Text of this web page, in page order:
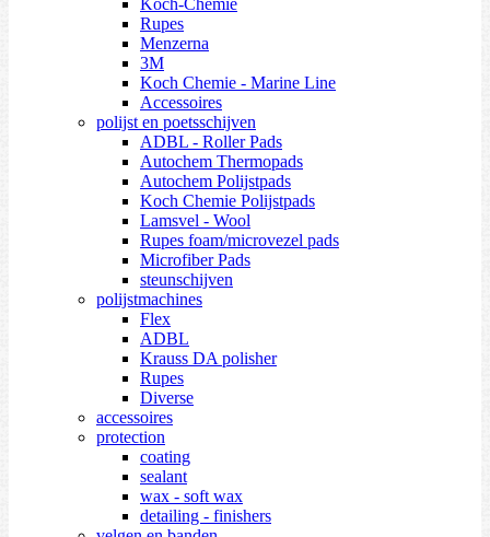
Koch-Chemie
Rupes
Menzerna
3M
Koch Chemie - Marine Line
Accessoires
polijst en poetsschijven
ADBL - Roller Pads
Autochem Thermopads
Autochem Polijstpads
Koch Chemie Polijstpads
Lamsvel - Wool
Rupes foam/microvezel pads
Microfiber Pads
steunschijven
polijstmachines
Flex
ADBL
Krauss DA polisher
Rupes
Diverse
accessoires
protection
coating
sealant
wax - soft wax
detailing - finishers